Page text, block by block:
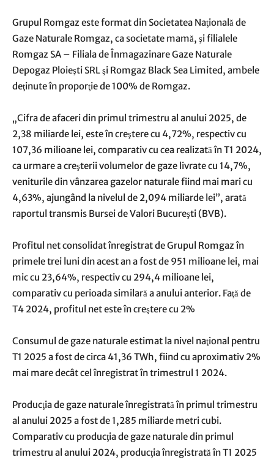
Grupul Romgaz este format din Societatea Naţională de
Gaze Naturale Romgaz, ca societate mamă, şi filialele
Romgaz SA – Filiala de Înmagazinare Gaze Naturale
Depogaz Ploieşti SRL şi Romgaz Black Sea Limited, ambele
deţinute în proporţie de 100% de Romgaz.
„Cifra de afaceri din primul trimestru al anului 2025, de
2,38 miliarde lei, este în creştere cu 4,72%, respectiv cu
107,36 milioane lei, comparativ cu cea realizată în T1 2024,
ca urmare a creşterii volumelor de gaze livrate cu 14,7%,
veniturile din vânzarea gazelor naturale fiind mai mari cu
4,63%, ajungând la nivelul de 2,094 miliarde lei”, arată
raportul transmis Bursei de Valori Bucureşti (BVB).
Profitul net consolidat înregistrat de Grupul Romgaz în
primele trei luni din acest an a fost de 951 milioane lei, mai
mic cu 23,64%, respectiv cu 294,4 milioane lei,
comparativ cu perioada similară a anului anterior. Faţă de
T4 2024, profitul net este în creştere cu 2%
Consumul de gaze naturale estimat la nivel naţional pentru
T1 2025 a fost de circa 41,36 TWh, fiind cu aproximativ 2%
mai mare decât cel înregistrat în trimestrul 1 2024.
Producţia de gaze naturale înregistrată în primul trimestru
al anului 2025 a fost de 1,285 miliarde metri cubi.
Comparativ cu producţia de gaze naturale din primul
trimestru al anului 2024, producţia înregistrată în T1 2025